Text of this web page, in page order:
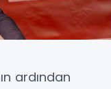
ardından